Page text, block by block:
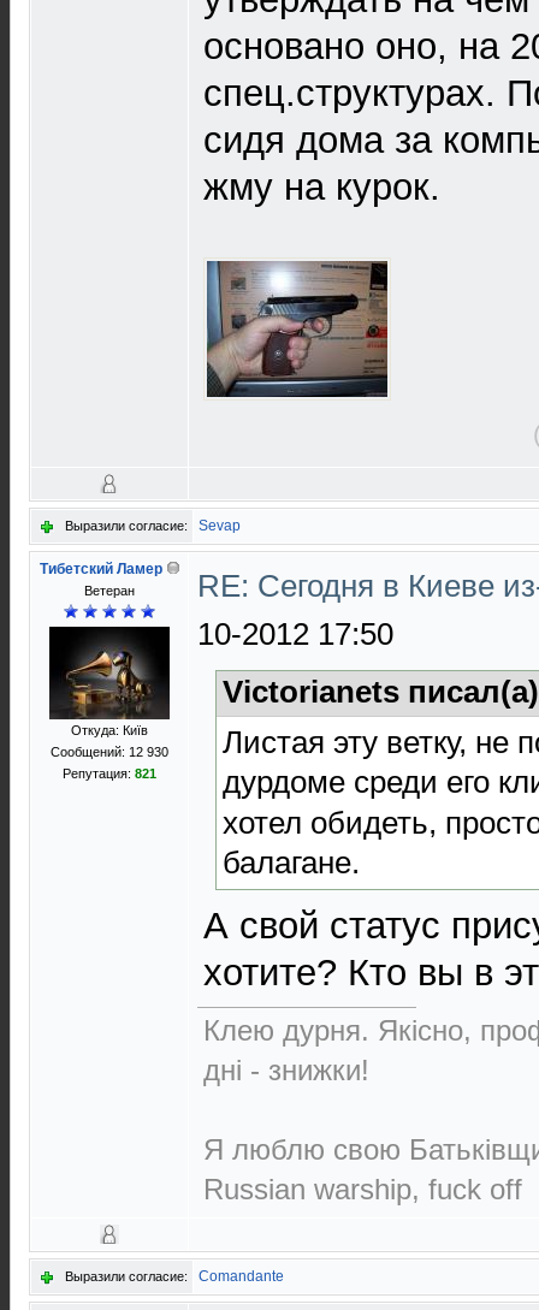
основано оно, на
спец.структурах.
сидя дома за
жму на курок.
Выразили согласие: Sevap
Тибетский Ламер
Ветеран
Откуда: Київ
Сообщений: 12 930
Репутация: 821
RE: Сегодня в Киеве
10-2012 17:50
Victorianets
Листая эту ветку, не
дурдоме среди его
хотел обидеть,
балагане.
А свой статус
хотите? Кто вы в
Клею дурня. Якісно,
дні - знижки!
Я люблю свою
Russian warship, fuck off
Выразили согласие: Comandante